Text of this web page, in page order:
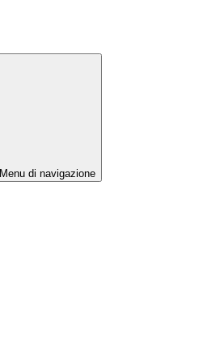
Menu di navigazione